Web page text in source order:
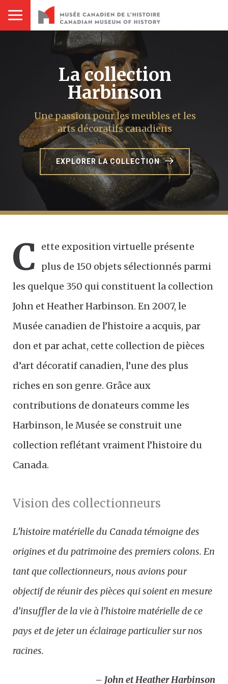
La collection
Harbinson
Une passion pour les meubles et les
arts décoratifs canadiens
EXPLORER LA COLLECTION
C
ette exposition virtuelle présente
plus de 150 objets sélectionnés parmi
les quelque 350 qui constituent la collection
John et Heather Harbinson. En 2007, le
Musée canadien de l’histoire a acquis, par
don et par achat, cette collection de pièces
d’art décoratif canadien, l’une des plus
riches en son genre. Grâce aux
contributions de donateurs comme les
Harbinson, le Musée se construit une
collection reflétant vraiment l’histoire du
Canada.
Vision des collectionneurs
L’histoire matérielle du Canada témoigne des
origines et du patrimoine des premiers colons. En
tant que collectionneurs, nous avions pour
objectif de réunir des pièces qui soient en mesure
d’insuffler de la vie à l’histoire matérielle de ce
pays et de jeter un éclairage particulier sur nos
racines.
– John et Heather Harbinson